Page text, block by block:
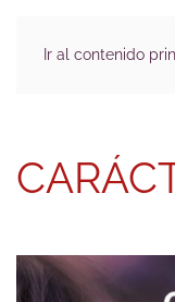
Ir al contenido